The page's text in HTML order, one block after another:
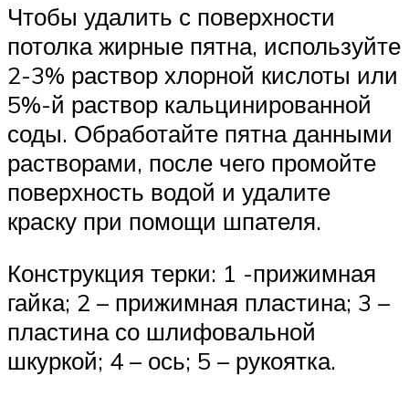
Чтобы удалить с поверхности
потолка жирные пятна, используйте
2-3% раствор хлорной кислоты или
5%-й раствор кальцинированной
соды. Обработайте пятна данными
растворами, после чего промойте
поверхность водой и удалите
краску при помощи шпателя.
Конструкция терки: 1 -прижимная
гайка; 2 – прижимная пластина; 3 –
пласти­на со шлифовальной
шкуркой; 4 – ось; 5 – рукоятка.